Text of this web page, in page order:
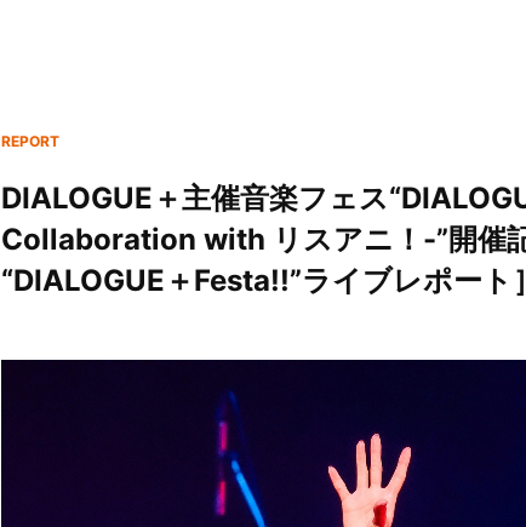
REPORT
DIALOGUE＋主催音楽フェス
Collaboration with リスアニ！-”開催
“DIALOGUE＋Festa!!”ライブレポート